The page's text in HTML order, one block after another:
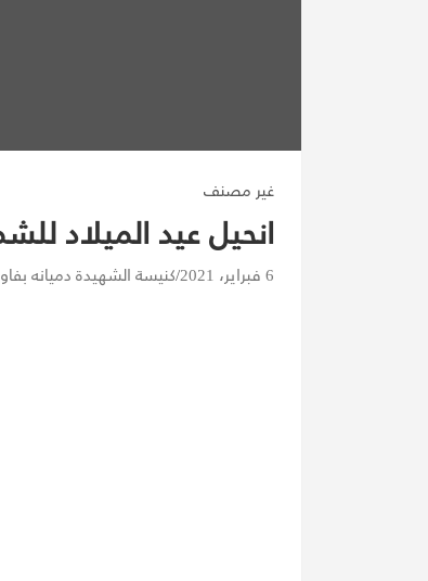
غير مصنف
انحيل عيد الميلاد
6 فبراير، 2021 كنيسة الشهيدة دميانه